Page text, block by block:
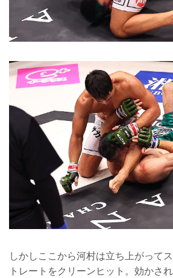
しかしここから河村は立ち上がって
トレートをクリーンヒット。効かさ